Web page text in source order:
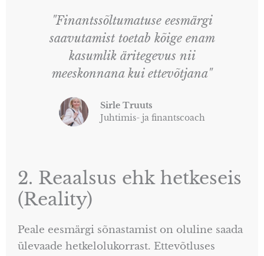
"Finantssõltumatuse eesmärgi
saavutamist toetab kõige enam
kasumlik äritegevus nii
meeskonnana kui ettevõtjana"
Sirle Truuts
Juhtimis- ja finantscoach
2. Reaalsus ehk hetkeseis
(Reality)
Peale eesmärgi sõnastamist on oluline saada
ülevaade hetkelolukorrast. Ettevõtluses